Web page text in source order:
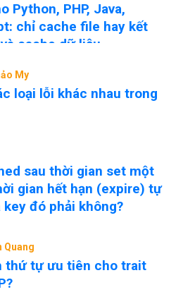
Python, PHP, Java,
chỉ cache file hay kết
cache dữ liệu
My
loại lỗi khác nhau trong
sau thời gian set một
gian hết hạn (expire) tự
đó phải không?
Quang
thứ tự ưu tiên cho trait